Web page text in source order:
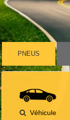
PNEUS
Véhicule